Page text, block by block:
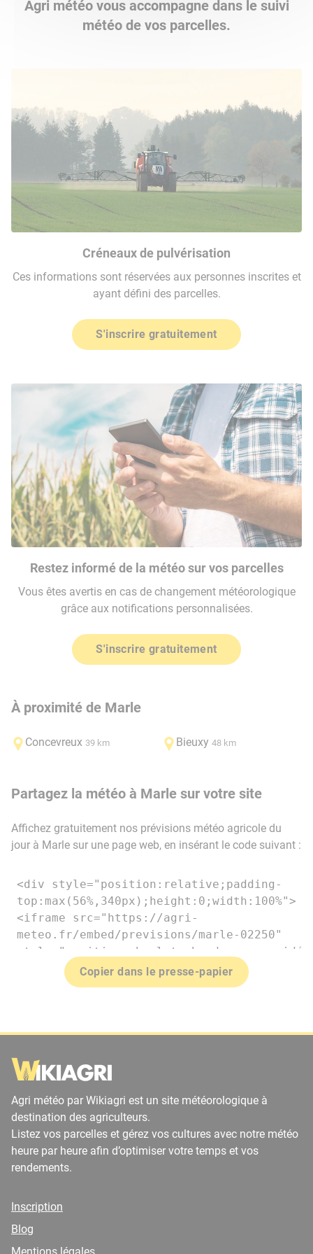
Agri météo vous accompagne dans le suivi
météo de vos parcelles.
Créneaux de pulvérisation
Ces informations sont réservées aux personnes inscrites et
ayant défini des parcelles.
S'inscrire gratuitement
Restez informé de la météo sur vos parcelles
Vous êtes avertis en cas de changement météorologique
grâce aux notifications personnalisées.
S'inscrire gratuitement
À proximité de Marle
Concevreux 39 km Bieuxy 48 km
Partagez la météo à Marle sur votre site
Affichez gratuitement nos prévisions météo agricole du
jour à Marle sur une page web, en insérant le code suivant :
Copier dans le presse-papier
Agri météo par Wikiagri est un site météorologique à
destination des agriculteurs.
Listez vos parcelles et gérez vos cultures avec notre météo
heure par heure afin d’optimiser votre temps et vos
rendements.
Inscription
Blog